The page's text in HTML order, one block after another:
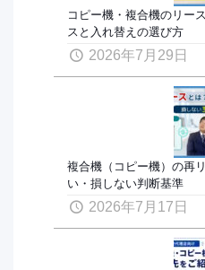
コピー機・複合機のリー
スと入れ替えの選び方
2026年7月29日
複合機（コピー機）の再
い・損しない判断基準
2026年7月17日